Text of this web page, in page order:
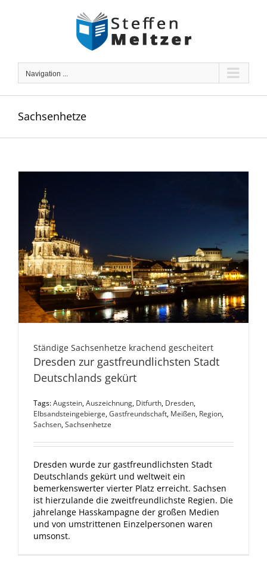
Navigation ...
Sachsenhetze
Ständige Sachsenhetze krachend gescheitert
Dresden zur gastfreundlichsten Stadt
Deutschlands gekürt
Tags:Augstein,Auszeichnung, Ditfurth, Dresden,
Elbsandsteingebierge,Gastfreundschaft, Meißen, Region,
Sachsen,Sachsenhetze
Dresden wurde zur gastfreundlichsten Stadt
Deutschlands gekürt und weltweit ein
bemerkenswerter vierter Platz erreicht. Sachsen
ist hierzulande die zweitfreundlichste Regien. Die
jahrelange Hasskampagne der großen Medien
und von umstrittenen Einzelpersonen waren
umsonst.